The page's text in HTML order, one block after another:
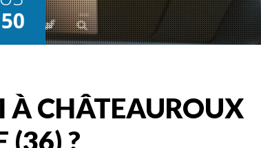
À CHÂTEAUROUX
(36) ?